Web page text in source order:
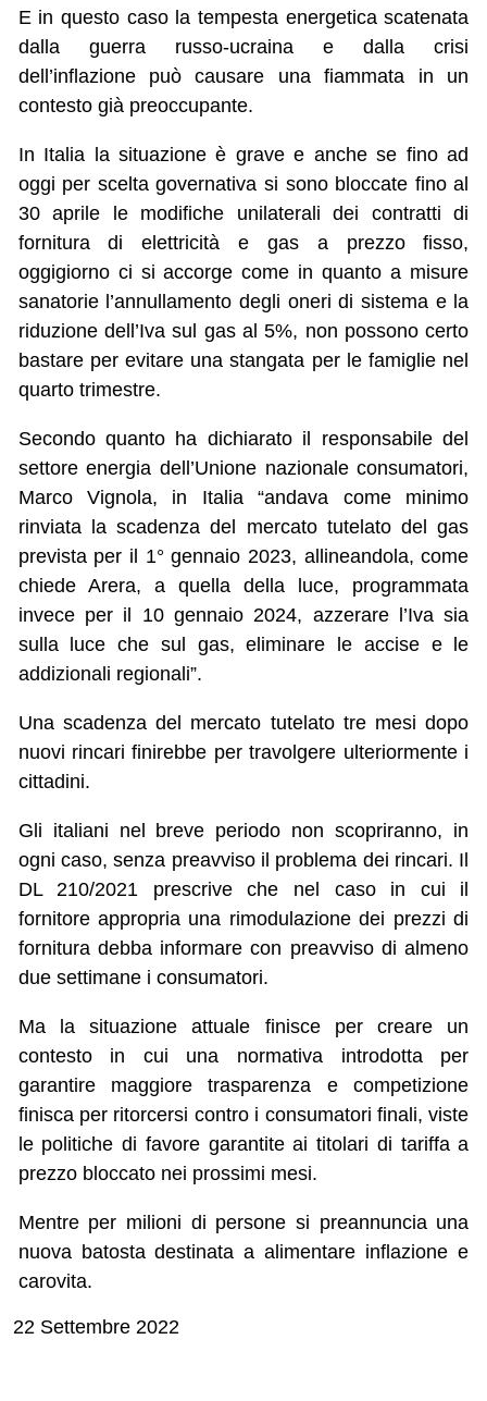
E in questo caso la tempesta energetica scatenata
dalla guerra russo-ucraina e dalla crisi
dell’inflazione può causare una fiammata in un
contesto già preoccupante.
In Italia la situazione è grave e anche se fino ad
oggi per scelta governativa si sono bloccate fino al
30 aprile le modifiche unilaterali dei contratti di
fornitura di elettricità e gas a prezzo fisso,
oggigiorno ci si accorge come in quanto a misure
sanatorie l’annullamento degli oneri di sistema e la
riduzione dell’Iva sul gas al 5%, non possono certo
bastare per evitare una stangata per le famiglie nel
quarto trimestre.
Secondo quanto ha dichiarato il responsabile del
settore energia dell’Unione nazionale consumatori,
Marco Vignola, in Italia “andava come minimo
rinviata la scadenza del mercato tutelato del gas
prevista per il 1° gennaio 2023, allineandola, come
chiede Arera, a quella della luce, programmata
invece per il 10 gennaio 2024, azzerare l’Iva sia
sulla luce che sul gas, eliminare le accise e le
addizionali regionali”.
Una scadenza del mercato tutelato tre mesi dopo
nuovi rincari finirebbe per travolgere ulteriormente i
cittadini.
Gli italiani nel breve periodo non scopriranno, in
ogni caso, senza preavviso il problema dei rincari. Il
DL 210/2021 prescrive che nel caso in cui il
fornitore appropria una rimodulazione dei prezzi di
fornitura debba informare con preavviso di almeno
due settimane i consumatori.
Ma la situazione attuale finisce per creare un
contesto in cui una normativa introdotta per
garantire maggiore trasparenza e competizione
finisca per ritorcersi contro i consumatori finali, viste
le politiche di favore garantite ai titolari di tariffa a
prezzo bloccato nei prossimi mesi.
Mentre per milioni di persone si preannuncia una
nuova batosta destinata a alimentare inflazione e
carovita.
22 Settembre 2022